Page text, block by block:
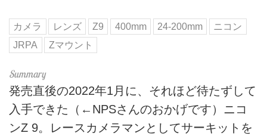
カメラ レンズ Z9 400mm 24-200mm
ニコン
JRPA
Zマウント
発売直後の2022年1月に、それほど待たずして
入手できた（←NPSさんのおかげです）ニコ
ンZ 9。レースカメラマンとしてサーキットを